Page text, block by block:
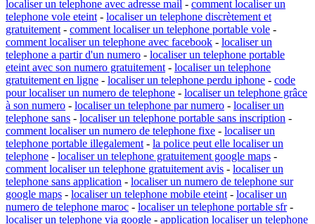
localiser un telephone avec adresse mail - comment localiser un
telephone vole eteint - localiser un telephone discrètement et
gratuitement - comment localiser un telephone portable vole -
comment localiser un telephone avec facebook - localiser un
telephone a partir d'un numero - localiser un telephone portable
eteint avec son numero gratuitement - localiser un telephone
gratuitement en ligne - localiser un telephone perdu iphone - code
pour localiser un numero de telephone - localiser un telephone grâce
à son numero - localiser un telephone par numero - localiser un
telephone sans - localiser un telephone portable sans inscription -
comment localiser un numero de telephone fixe - localiser un
telephone portable illegalement - la police peut elle localiser un
telephone - localiser un telephone gratuitement google maps -
comment localiser un telephone gratuitement avis - localiser un
telephone sans application - localiser un numero de telephone sur
google maps - localiser un telephone mobile eteint - localiser un
numero de telephone maroc - localiser un telephone portable sfr-
localiser un telephone via google - application localiser un telephone